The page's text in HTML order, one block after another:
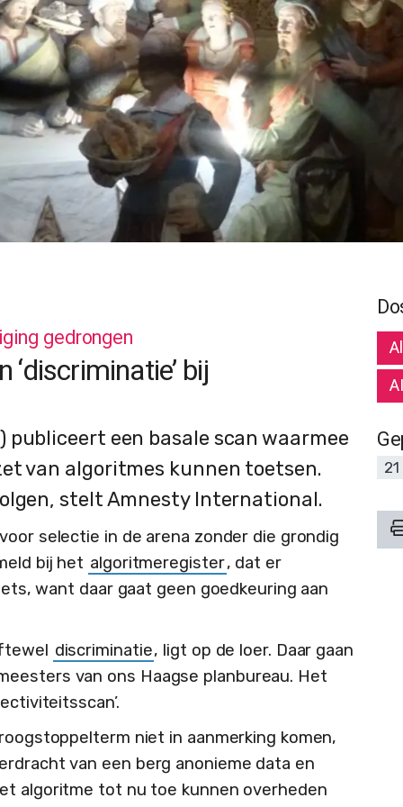
gedrongen
bij
publiceert een basale scan waarmee
van algoritmes kunnen toetsen.
stelt Amnesty International.
selectie in de arena zonder die grondig
bij het algoritmeregister, dat er
want daar gaat geen goedkeuring aan
discriminatie, ligt op de loer. Daar gaan
van ons Haagse planbureau. Het
niet in aanmerking komen,
van een berg anonieme data en
algoritme tot nu toe kunnen overheden